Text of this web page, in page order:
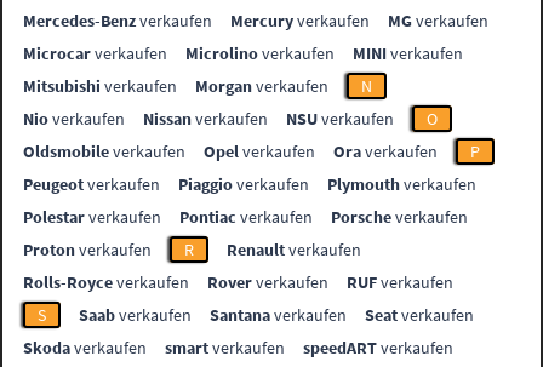
Mercedes-Benzverkaufen Mercuryverkaufen MGverkaufen
Microcarverkaufen Microlinoverkaufen MINIverkaufen
Mitsubishi verkaufen Morganverkaufen
N
Nioverkaufen Nissanverkaufen NSUverkaufen
O
Oldsmobileverkaufen Opelverkaufen Oraverkaufen
P
Peugeotverkaufen Piaggioverkaufen Plymouthverkaufen
Polestarverkaufen Pontiac verkaufen Porscheverkaufen
Protonverkaufen R Renaultverkaufen
Rolls-Royceverkaufen Roververkaufen RUFverkaufen
S
Saabverkaufen Santanaverkaufen Seatverkaufen
Skodaverkaufen smartverkaufen speedARTverkaufen